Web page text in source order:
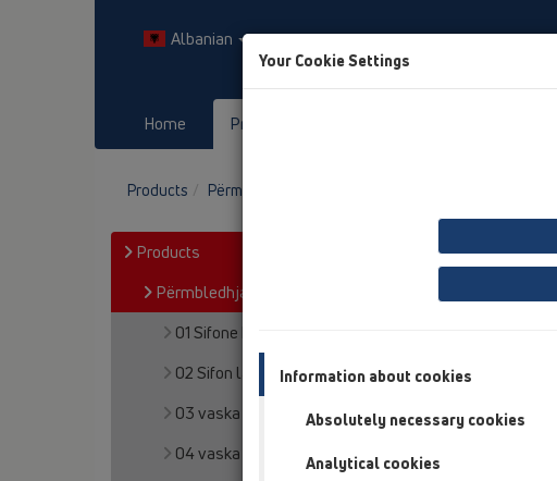
Albanian
Home Products
Products Përmbledhja e artikullit
Products
Përmbledhja e artikullit
01 Sifone kuzhine
02 Sifon lavapjate
03 vaska
04 vaska dushi
Your Cookie Settings
Information about cookies
Absolutely necessary cookies
Analytical cookies